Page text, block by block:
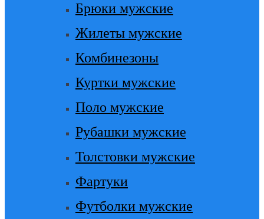
Брюки мужские
Жилеты мужские
Комбинезоны
Куртки мужские
Поло мужские
Рубашки мужские
Толстовки мужские
Фартуки
Футболки мужские